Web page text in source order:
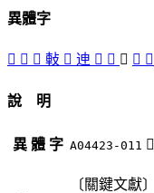
異體字
𢽬 敶 󶘫 軙 𨊴 迧 󶘬 𨸬 󶘭 󶘪 𨻰
說 明
異 體 字 A04423-011 󶘭
〔關鍵文獻〕